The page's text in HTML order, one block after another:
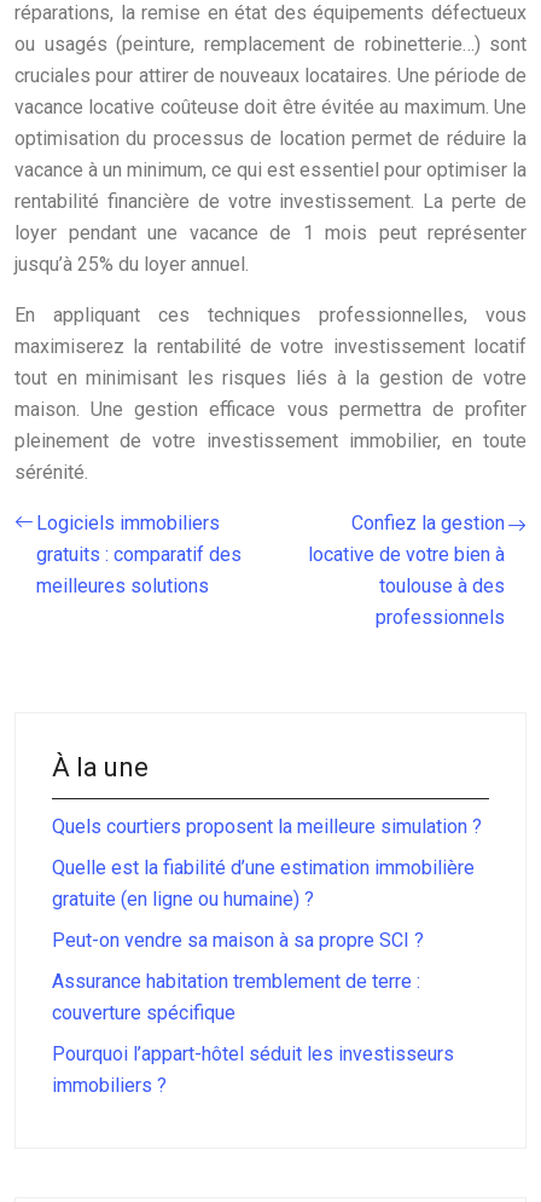
réparations, la remise en état des équipements défectueux
ou usagés (peinture, remplacement de robinetterie…) sont
cruciales pour attirer de nouveaux locataires. Une période de
vacance locative coûteuse doit être évitée au maximum. Une
optimisation du processus de location permet de réduire la
vacance à un minimum, ce qui est essentiel pour optimiser la
rentabilité financière de votre investissement. La perte de
loyer pendant une vacance de 1 mois peut représenter
jusqu’à 25% du loyer annuel.
En appliquant ces techniques professionnelles, vous
maximiserez la rentabilité de votre investissement locatif
tout en minimisant les risques liés à la gestion de votre
maison. Une gestion efficace vous permettra de profiter
pleinement de votre investissement immobilier, en toute
sérénité.
Logiciels immobiliers
gratuits : comparatif des
meilleures solutions
Confiez la gestion
locative de votre bien à
toulouse à des
professionnels
À la une
Quels courtiers proposent la meilleure simulation ?
Quelle est la fiabilité d’une estimation immobilière
gratuite (en ligne ou humaine) ?
Peut-on vendre sa maison à sa propre SCI ?
Assurance habitation tremblement de terre :
couverture spécifique
Pourquoi l’appart-hôtel séduit les investisseurs
immobiliers ?